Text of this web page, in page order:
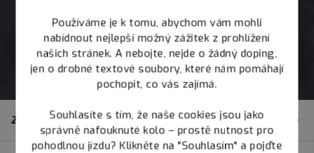
Používáme je k tomu, abychom vám mohli
nabídnout nejlepší možný zážitek z prohlížení
našich stránek. A nebojte, nejde o žádný doping,
jen o drobné textové soubory, které nám pomáhají
pochopit, co vás zajímá.
Souhlasíte s tím, že naše cookies jsou jako
správně nafouknuté kolo – prostě nutnost pro
pohodlnou jízdu? Klikněte na "Souhlasím" a pojďte
Zákaznický servis